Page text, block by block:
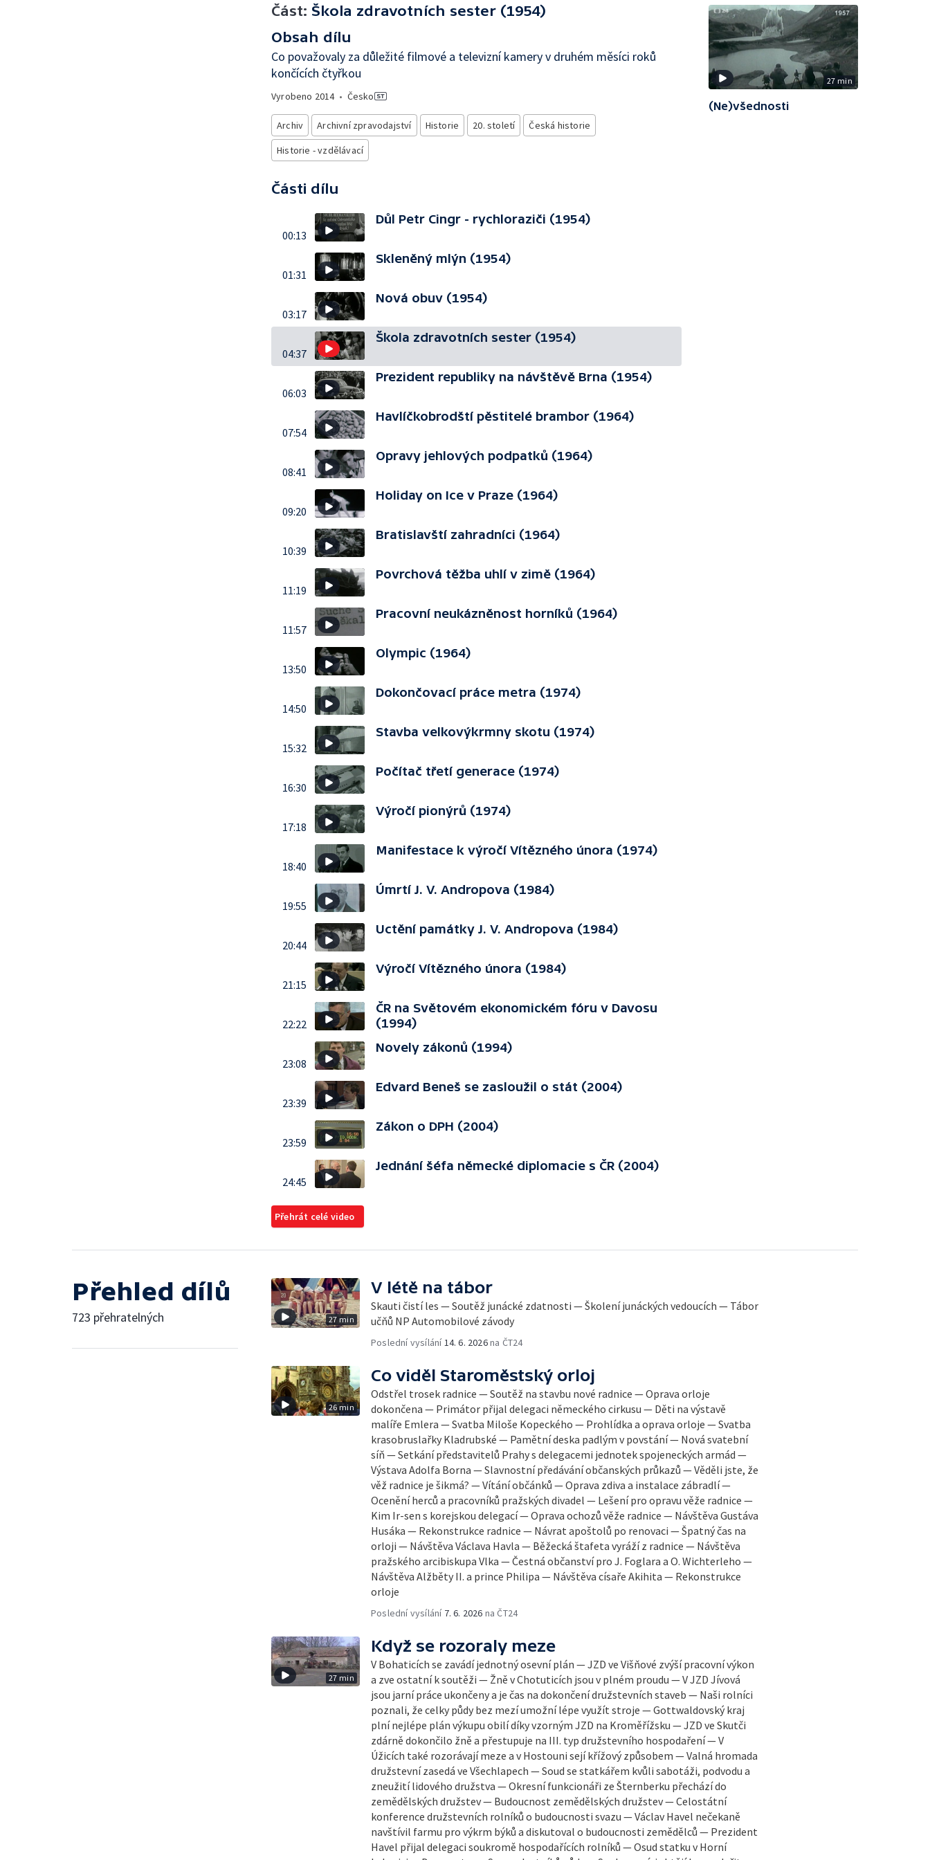
Část: Škola zdravotních sester (1954)
Obsah dílu
Co považovaly za důležité filmové a televizní kamery v druhém měsíci roků
končících čtyřkou
Vyrobeno 2014• Česko
Archiv Archivní zpravodajství Historie 20. století
Česká historie
Historie - vzdělávací
Části dílu
00:13
Důl Petr Cingr - rychloraziči (1954)
01:31
Skleněný mlýn (1954)
03:17
Nová obuv (1954)
04:37
Škola zdravotních sester (1954)
06:03
Prezident republiky na návštěvě Brna (1954)
07:54
Havlíčkobrodští pěstitelé brambor (1964)
08:41
Opravy jehlových podpatků (1964)
09:20
Holiday on Ice v Praze (1964)
10:39
Bratislavští zahradníci (1964)
11:19
Povrchová těžba uhlí v zimě (1964)
11:57
Pracovní neukázněnost horníků (1964)
13:50
Olympic (1964)
14:50
Dokončovací práce metra (1974)
15:32
Stavba velkovýkrmny skotu (1974)
16:30
Počítač třetí generace (1974)
17:18
Výročí pionýrů (1974)
18:40
Manifestace k výročí Vítězného února (1974)
19:55
Úmrtí J. V. Andropova (1984)
20:44
Uctění památky J. V. Andropova (1984)
21:15
Výročí Vítězného února (1984)
22:22
ČR na Světovém ekonomickém fóru v Davosu
(1994)
23:08
Novely zákonů (1994)
23:39
Edvard Beneš se zasloužil o stát (2004)
23:59
Zákon o DPH (2004)
24:45
Jednání šéfa německé diplomacie s ČR (2004)
Přehrát celé video
27 min
(Ne)všednosti
Přehled dílů
723 přehratelných 27 min
V létě na tábor
Skauti čistí les — Soutěž junácké zdatnosti — Školení junáckých vedoucích — Tábor
učňů NP Automobilové závody
Poslední vysílání14. 6. 2026na ČT24
26 min
Co viděl Staroměstský orloj
Odstřel trosek radnice — Soutěž na stavbu nové radnice — Oprava orloje
dokončena — Primátor přijal delegaci německého cirkusu — Děti na výstavě
malíře Emlera — Svatba Miloše Kopeckého — Prohlídka a oprava orloje — Svatba
krasobruslařky Kladrubské — Pamětní deska padlým v povstání — Nová svatební
síň — Setkání představitelů Prahy s delegacemi jednotek spojeneckých armád —
Výstava Adolfa Borna — Slavnostní předávání občanských průkazů — Věděli jste, že
věž radnice je šikmá? — Vítání občánků — Oprava zdiva a instalace zábradlí —
Ocenění herců a pracovníků pražských divadel — Lešení pro opravu věže radnice —
Kim Ir-sen s korejskou delegací — Oprava ochozů věže radnice — Návštěva Gustáva
Husáka — Rekonstrukce radnice — Návrat apoštolů po renovaci — Špatný čas na
orloji — Návštěva Václava Havla — Běžecká štafeta vyráží z radnice — Návštěva
pražského arcibiskupa Vlka — Čestná občanství pro J. Foglara a O. Wichterleho —
Návštěva Alžběty II. a prince Philipa — Návštěva císaře Akihita — Rekonstrukce
orloje
Poslední vysílání 7. 6. 2026 na ČT24
27 min
Když se rozoraly meze
V Bohaticích se zavádí jednotný osevní plán — JZD ve Višňové zvýší pracovní výkon
a zve ostatní k soutěži — Žně v Chotuticích jsou v plném proudu — V JZD Jívová
jsou jarní práce ukončeny a je čas na dokončení družstevních staveb — Naši rolníci
poznali, že celky půdy bez mezí umožní lépe využít stroje — Gottwaldovský kraj
plní nejlépe plán výkupu obilí díky vzorným JZD na Kroměřížsku — JZD ve Skutči
zdárně dokončilo žně a přestupuje na III. typ družstevního hospodaření — V
Úžicích také rozorávají meze a v Hostouni sejí křížový způsobem — Valná hromada
družstevní zasedá ve Všechlapech — Soud se statkářem kvůli sabotáži, podvodu a
zneužití lidového družstva — Okresní funkcionáři ze Šternberku přechází do
zemědělských družstev — Budoucnost zemědělských družstev — Celostátní
konference družstevních rolníků o budoucnosti svazu — Václav Havel nečekaně
navštívil farmu pro výkrm býků a diskutoval o budoucnosti zemědělců — Prezident
Havel přijal delegaci soukromě hospodařících rolníků — Osud statku v Horní